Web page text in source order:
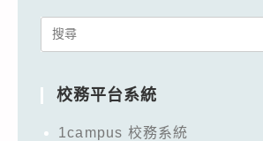
Search
校務平台系統
1campus 校務系統